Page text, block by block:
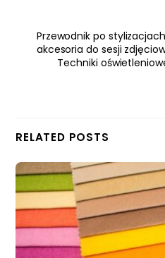
Przewodnik po
akcesoria do sesji
Techniki
RELATED POSTS